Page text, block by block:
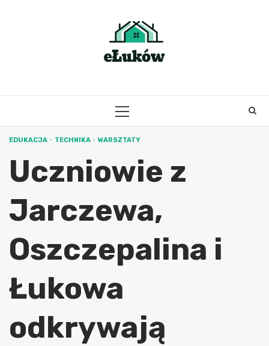
PRIMARY
EDUKACJA TECHNIKA WARSZTATY
Uczniowie z
Jarczewa,
Oszczepalina i
Łukowa
odkrywają